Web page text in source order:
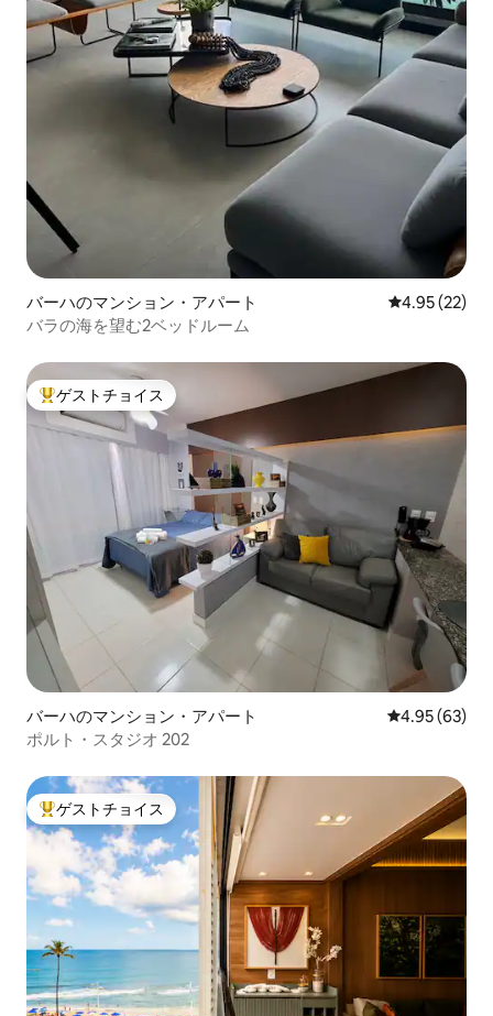
バーハのマンション・アパート レビュー22
4.95 (22)
バラの海を望む2ベッドルーム
大好評のゲストチョイスです。
ゲストチョイス
バーハのマンション・アパート レビュー63
4.95 (63)
ポルト・スタジオ 202
大好評のゲストチョイスです。
ゲストチョイス